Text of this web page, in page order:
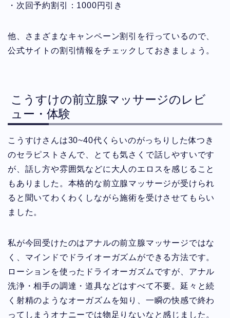
・次回予約割引：1000円引き
他、さまざまなキャンペーン割引を行っているので、
公式サイトの割引情報をチェックしておきましょう。
こうすけの前立腺マッサージのレビ
ュー・体験
こうすけさんは30~40代くらいのがっちりした体つき
のセラピストさんで、とても気さくで話しやすいです
が、話し方や雰囲気などに大人のエロスを感じること
もありました。本格的な前立腺マッサージが受けられ
ると聞いてわくわくしながら施術を受けさせてもらい
ました。
私が今回受けたのはアナルの前立腺マッサージではな
く、マインドでドライオーガズムができる方法です。
ローションを使ったドライオーガズムですが、アナル
洗浄・相手の調達・道具などはすべて不要。延々と続
く射精のようなオーガズムを知り、一瞬の快感で終わ
ってしまうオナニーでは物足りないなと感じました。